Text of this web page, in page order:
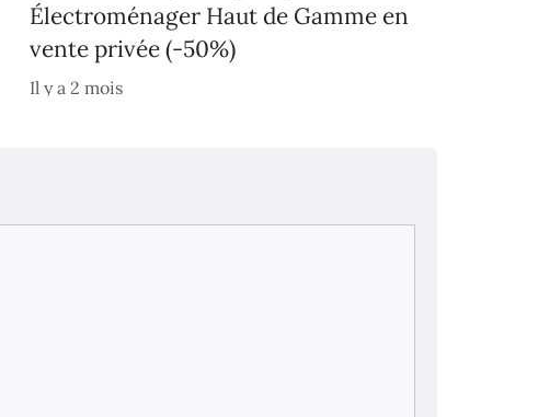
Électroménager Haut de Gamme en
vente privée (-50%)
Il y a 2 mois